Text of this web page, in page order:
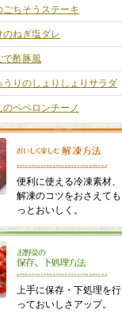
ごちそうステーキ
のねぎ塩ダレ
で酢豚風
うりのしょりしょりサラダ
のペペロンチーノ
便利に使える冷凍素材、
解凍のコツをおさえても
っとおいしく。
上手に保存・下処理を行
っておいしさアップ。